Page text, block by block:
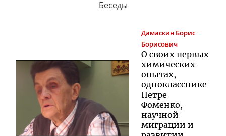
Беседы
Дамаскин Борис
Борисович
О своих первых
химических
опытах,
однокласснике
Петре
Фоменко,
научной
миграции и